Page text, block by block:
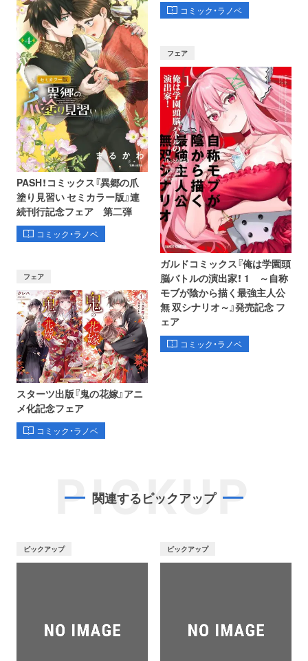
PASH！コミックス『異郷の爪
塗り見習い セミカラー版』連
続刊行記念フェア 第二弾
コミック・ラノベ
コミック・ラノベ
フェア
スターツ出版『鬼の花嫁』アニ
メ化記念フェア
コミック・ラノベ
フェア
ガルドコミックス『俺は学園頭
脳バトルの演出家！ 1 ～自称
モブが陰から描く最強主人公
無 双シナリオ～』発売記念 フ
ェア
コミック・ラノベ
PICKUP
関連するピックアップ
ピックアップ ピックアップ